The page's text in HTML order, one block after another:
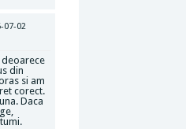
07-02
din
si am
corect.
Daca